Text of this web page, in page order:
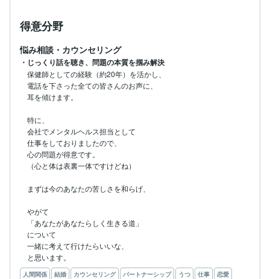
得意分野
悩み相談・カウンセリング
・じっくり話を聴き、問題の本質を掴み解決
保健師としての経験（約20年）を活かし、
電話を下さった全ての皆さんのお声に、
耳を傾けます。
特に、
会社でメンタルヘルス担当として
仕事をしておりましたので、
心の問題が得意です。
（心と体は表裏一体ですけどね）
まずは今のあなたの苦しさを和らげ、
やがて
「あなたがあなたらしく生きる道」
について
一緒に考えて行けたらいいな、
と思います。
人間関係 結婚 カウンセリング パートナーシップ うつ 仕事
恋愛